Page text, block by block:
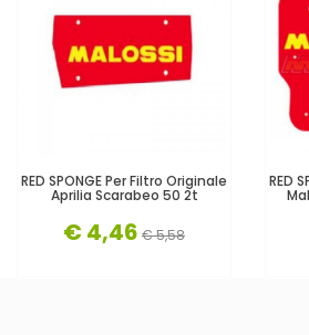
RED SPONGE Per Filtro Originale
Aprilia Scarabeo 50 2t
€ 4,46 € 5,58
RED